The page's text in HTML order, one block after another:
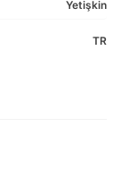
Yetişkin
TR